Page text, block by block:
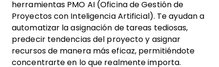
herramientas PMO AI (Oficina de Gestión de
Proyectos con Inteligencia Artificial). Te ayudan a
automatizar la asignación de tareas tediosas,
predecir tendencias del proyecto y asignar
recursos de manera más eficaz, permitiéndote
concentrarte en lo que realmente importa.